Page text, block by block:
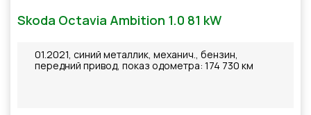
Skoda Octavia Ambition 1.0 81 kW
01.2021, синий металлик, механич., бензин,
передний привод, показ одометра: 174 730 км